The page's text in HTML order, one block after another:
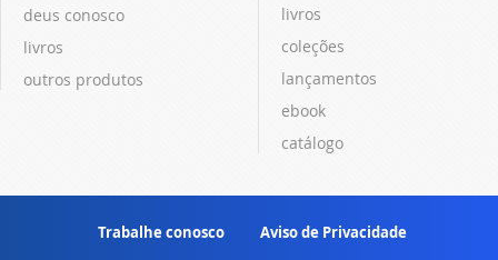
deus conosco
livros
outros produtos
livros
coleções
lançamentos
ebook
catálogo
Trabalhe conosco Aviso de Privacidade